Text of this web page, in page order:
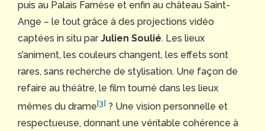
puis au Palais Farnèse et enfin au château Saint-
Ange – le tout grâce à des projections vidéo
captées in situ parJulien Soulié. Les lieux
s’animent, les couleurs changent, les effets sont
rares, sans recherche de stylisation. Une façon de
refaire au théâtre, le film tourné dans les lieux
mêmes du drame[3] ? Une vision personnelle et
respectueuse, donnant une véritable cohérence à